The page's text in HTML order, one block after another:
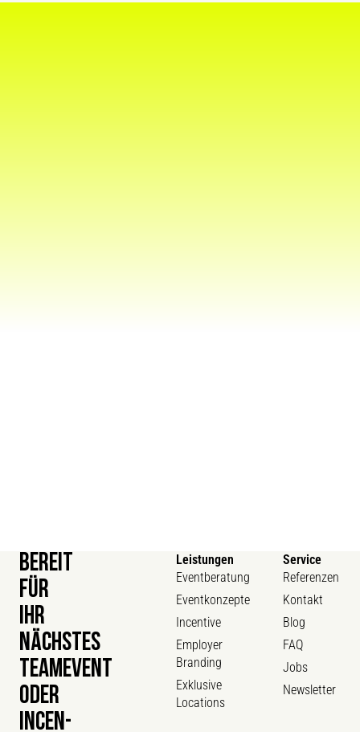
Leistungen
Eventberatung
Eventkonzepte
Incentive
Employer
Branding
Exklusive
Locations
Service
Referenzen
Kontakt
Blog
FAQ
Jobs
Newsletter
BEREIT
FÜR
IHR
NÄCHSTES
TEAMEVENT
ODER
INCEN­